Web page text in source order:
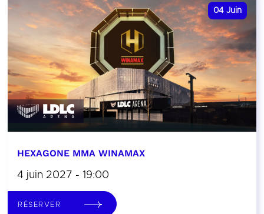
04 Juin
HEXAGONE MMA WINAMAX
4 juin 2027 - 19:00
RÉSERVER